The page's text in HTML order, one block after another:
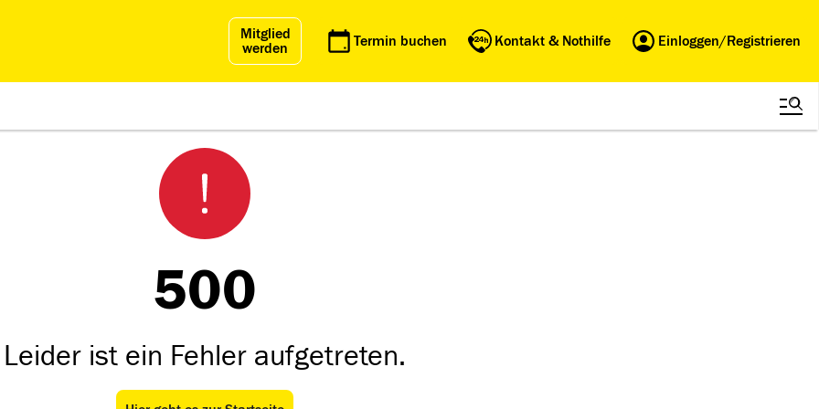
Mitglied
werden
Termin buchen Kontakt & Nothilfe Einloggen/Registrieren
500
Leider ist ein Fehler aufgetreten.